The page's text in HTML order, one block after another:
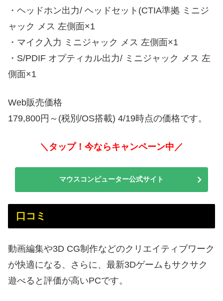
・ヘッドホン出力/ ヘッドセット(CTIA準拠 ミニジ
ャック メス 左側面×1
・マイク入力 ミニジャック メス 左側面×1
・S/PDIF オプティカル出力/ ミニジャック メス 左
側面×1
Web販売価格
179,800円～(税別/OS搭載) 4/19時点の価格です。
＼タップ！今ならキャンペーン中／
マウスコンピューター公式サイト
口コミ
動画編集や3D CG制作などのクリエイティブワーク
が快適になる、さらに、最新3Dゲームもサクサク
遊べると評価が高いPCです。